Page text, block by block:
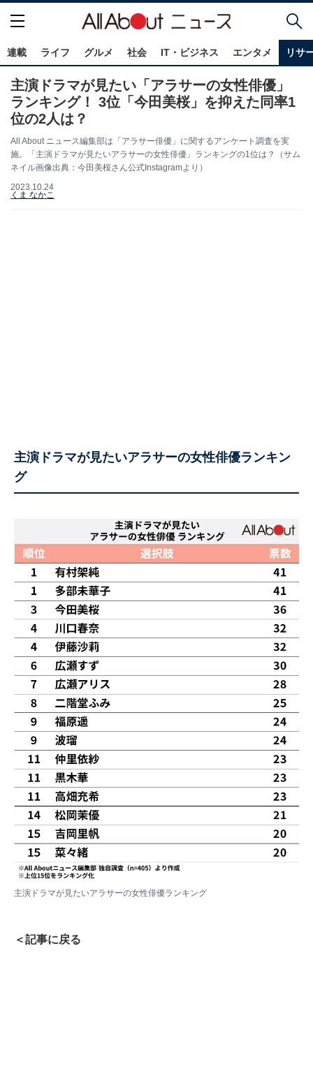
連載 ライフ グルメ 社会 IT・ビジネス エンタメ リサ
主演ドラマが見たい「アラサーの女性俳優」
ランキング！ 3位「今田美桜」を抑えた同率1
位の2人は？
All About ニュース編集部は「アラサー俳優」に関するアンケート調査を実
施。「主演ドラマが見たいアラサーの女性俳優」ランキングの1位は？（サム
ネイル画像出典：今田美桜さん公式Instagramより）
2023.10.24
くま なかこ
主演ドラマが見たいアラサーの女性俳優ランキン
グ
主演ドラマが見たいアラサーの女性俳優ランキング
＜記事に戻る